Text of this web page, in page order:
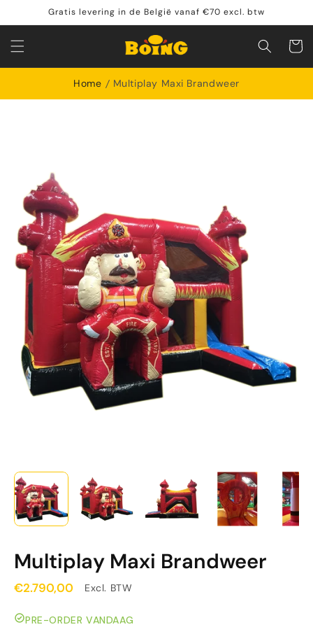
naar de
content
Gratis levering in de België vanaf €70 excl. btw
Home Multiplay Maxi Brandweer
Multiplay Maxi Brandweer
€2.790,00 Excl. BTW
PRE-ORDER VANDAAG